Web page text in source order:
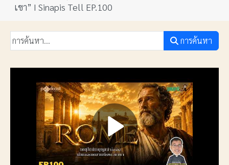
เขา” I Sinapis Tell EP.100
การค้นหา